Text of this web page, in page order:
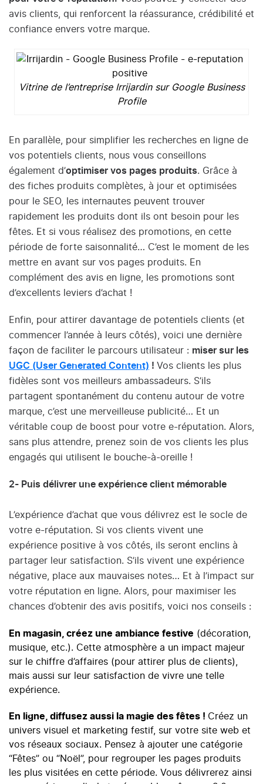
avis clients, qui renforcent la réassurance, crédibilité et
confiance envers votre marque.
Vitrine de l’entreprise Irrijardin sur Google Business
Profile
En parallèle, pour simplifier les recherches en ligne de
vos potentiels clients, nous vous conseillons
également d’optimiser vos pages produits. Grâce à
des fiches produits complètes, à jour et optimisées
pour le SEO, les internautes peuvent trouver
rapidement les produits dont ils ont besoin pour les
fêtes. Et si vous réalisez des promotions, en cette
période de forte saisonnalité… C’est le moment de les
mettre en avant sur vos pages produits. En
complément des avis en ligne, les promotions sont
d’excellents leviers d’achat !
Enfin, pour attirer davantage de potentiels clients (et
commencer l’année à leurs côtés), voici une dernière
façon de faciliter le parcours utilisateur : miser sur les
UGC (User Generated Content) ! Vos clients les plus
fidèles sont vos meilleurs ambassadeurs. S’ils
partagent spontanément du contenu autour de votre
marque, c’est une merveilleuse publicité… Et un
véritable coup de boost pour votre e-réputation. Alors,
sans plus attendre, prenez soin de vos clients les plus
engagés qui utilisent le bouche-à-oreille !
2- Puis délivrer une expérience client mémorable
L’expérience d’achat que vous délivrez est le socle de
votre e-réputation. Si vos clients vivent une
expérience positive à vos côtés, ils seront enclins à
partager leur satisfaction. S’ils vivent une expérience
négative, place aux mauvaises notes… Et à l’impact sur
votre réputation en ligne. Alors, pour maximiser les
chances d’obtenir des avis positifs, voici nos conseils :
En magasin, créez une ambiance festive (décoration,
musique, etc.). Cette atmosphère a un impact majeur
sur le chiffre d’affaires (pour attirer plus de clients),
mais aussi sur leur satisfaction de vivre une telle
expérience.
En ligne, diffusez aussi la magie des fêtes ! Créez un
univers visuel et marketing festif, sur votre site web et
vos réseaux sociaux. Pensez à ajouter une catégorie
“Fêtes” ou “Noël”, pour regrouper les pages produits
les plus visitées en cette période. Vous délivrerez ainsi